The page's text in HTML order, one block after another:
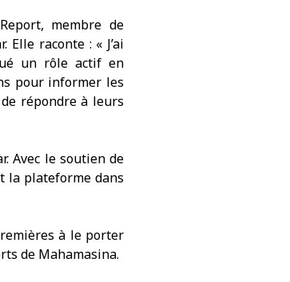
membre de
Elle raconte : « J’ai
un rôle actif en
pour informer les
répondre à leurs
Avec le soutien de
la plateforme dans
à le porter
de Mahamasina.